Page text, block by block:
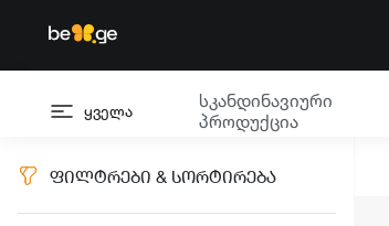
ყველა
სკანდინავიური
პროდუქცია
ᲤᲘᲚᲢᲠᲔᲑᲘ & ᲡᲝᲠᲢᲘᲠᲔᲑᲐ